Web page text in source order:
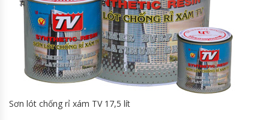
Sơn lót chống rỉ xám TV 17,5 lít